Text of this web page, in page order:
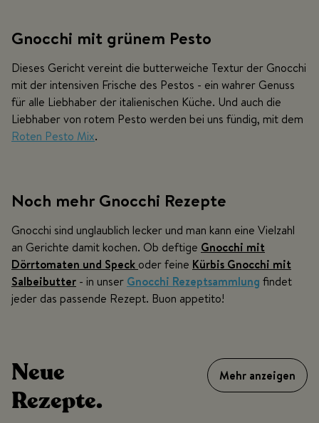
Gnocchi mit grünem Pesto
Dieses Gericht vereint die butterweiche Textur der Gnocchi
mit der intensiven Frische des Pestos - ein wahrer Genuss
für alle Liebhaber der italienischen Küche. Und auch die
Liebhaber von rotem Pesto werden bei uns fündig, mit dem
Roten Pesto Mix.
Noch mehr Gnocchi Rezepte
Gnocchi sind unglaublich lecker und man kann eine Vielzahl
an Gerichte damit kochen. Ob deftige Gnocchi mit
Dörrtomaten und Speck oder feine Kürbis Gnocchi mit
Salbeibutter - in unser Gnocchi Rezeptsammlung findet
jeder das passende Rezept. Buon appetito!
Neue
Rezepte.
Mehr anzeigen